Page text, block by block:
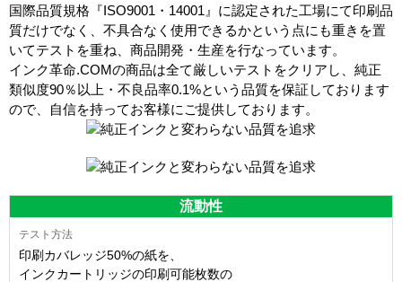
国際品質規格『ISO9001・14001』に認定された工場にて印刷品
質だけでなく、不具合なく使用できるかという点にも重きを置
いてテストを重ね、商品開発・生産を行なっています。
インク革命.COMの商品は全て厳しいテストをクリアし、 純正
類似度90％以上・不良品率0.1%という品質を保証しております
ので、自信を持ってお客様にご提供しております。
流動性
印刷カバレッジ50%の紙を、
インクカートリッジの印刷可能枚数の